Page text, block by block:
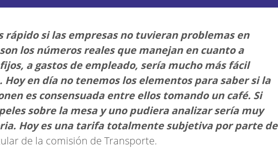
rápido si las empresas no tuvieran problemas en
los números reales que manejan en cuanto a
a gastos de empleado, sería mucho más fácil
en día no tenemos los elementos para saber si la
es consensuada entre ellos tomando un café. Si
sobre la mesa y uno pudiera analizar sería muy
Hoy es una tarifa totalmente subjetiva por parte de
de la comisión de Transporte.